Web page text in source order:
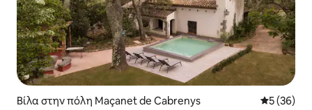
Βίλα στην πόλη Maçanet de Cabrenys Μέση
5 (36)